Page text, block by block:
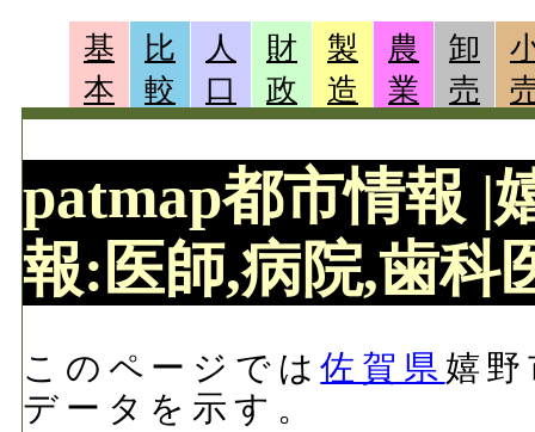
基
本
比
較
人
口
財
政
製
造
農
業
卸
売
patmap都市情報 |
報:医師,病院,歯科
このページでは佐賀県 嬉
データを示す。